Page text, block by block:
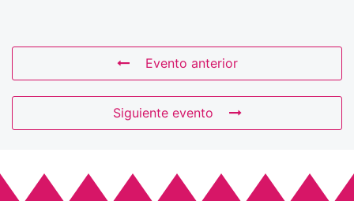
Evento anterior
Siguiente evento